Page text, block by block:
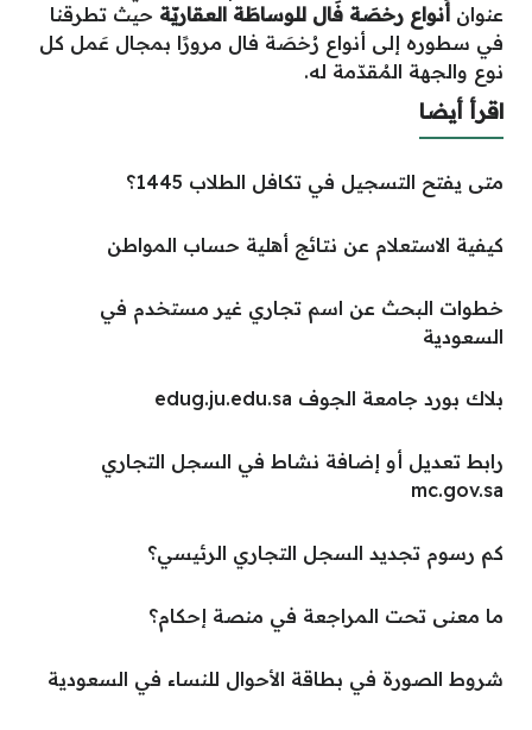
عنوان أَنواع رخصَة فَال للوساطَة العقاريّة حيث تطرقنا
في سطوره إلى أنواع رُخصَة فال مرورًا بمجال عَمل كل
نوع والجهة المُقدّمة له.
اقرأ أيضا
متى يفتح التسجيل في تكافل الطلاب 1445؟
كيفية الاستعلام عن نتائج أهلية حساب المواطن
خطوات البحث عن اسم تجاري غير مستخدم في
السعودية
بلاك بورد جامعة الجوف edug.ju.edu.sa
رابط تعديل أو إضافة نشاط في السجل التجاري
mc.gov.sa
كم رسوم تجديد السجل التجاري الرئيسي؟
ما معنى تحت المراجعة في منصة إحكام؟
شروط الصورة في بطاقة الأحوال للنساء في السعودية